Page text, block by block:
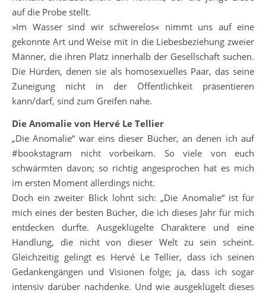
auf die Probe stellt.
»Im Wasser sind wir schwerelos« nimmt uns auf eine
gekonnte Art und Weise mit in die Liebesbeziehung zweier
Männer, die ihren Platz innerhalb der Gesellschaft suchen.
Die Hürden, denen sie als homosexuelles Paar, das seine
Zuneigung nicht in der Öffentlichkeit präsentieren
kann/darf, sind zum Greifen nahe.
Die Anomalie von Hervé Le Tellier
„Die Anomalie“ war eins dieser Bücher, an denen ich auf
#bookstagram nicht vorbeikam. So viele von euch
schwärmten davon; so richtig angesprochen hat es mich
im ersten Moment allerdings nicht.
Doch ein zweiter Blick lohnt sich: „Die Anomalie“ ist für
mich eines der besten Bücher, die ich dieses Jahr für mich
entdecken durfte. Ausgeklügelte Charaktere und eine
Handlung, die nicht von dieser Welt zu sein scheint.
Gleichzeitig gelingt es Hervé Le Tellier, dass ich seinen
Gedankengängen und Visionen folge; ja, dass ich sogar
intensiv darüber nachdenke. Und wie ausgeklügelt dieses